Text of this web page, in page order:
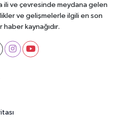
ve çevresinde meydana gelen
ve gelişmelerle ilgili en son
kaynağıdır.